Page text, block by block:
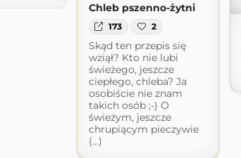
Chleb pszenno-żytni
173 2
Skąd ten przepis się
wziął? Kto nie lubi
świeżego, jeszcze
ciepłego, chleba? Ja
osobiście nie znam
takich osób ;-) O
świeżym, jeszcze
chrupiącym pieczywie
(...)